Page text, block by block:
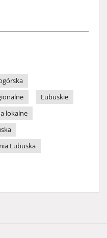
Lubuskie
lokalne
Lubuska